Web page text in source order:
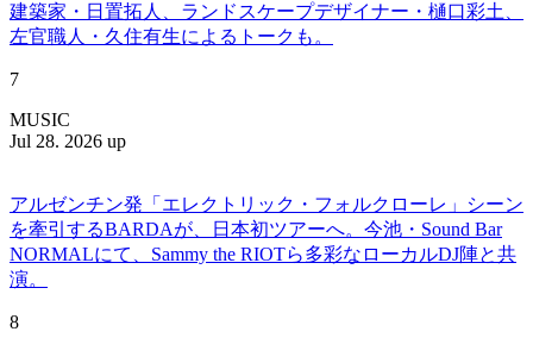
建築家・日置拓人、ランドスケープデザイナー・樋口彩土、
左官職人・久住有生によるトークも。
7
MUSIC
Jul 28. 2026 up
アルゼンチン発「エレクトリック・フォルクローレ」シーン
を牽引するBARDAが、日本初ツアーへ。今池・Sound Bar
NORMALにて、Sammy the RIOTら多彩なローカルDJ陣と共
演。
8